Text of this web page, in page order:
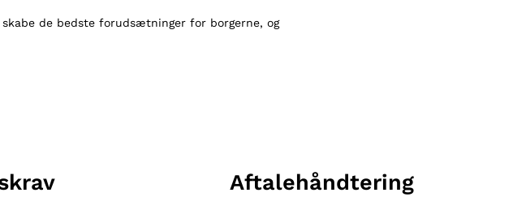
de bedste forudsætninger for borgerne, og
Aftalehåndtering